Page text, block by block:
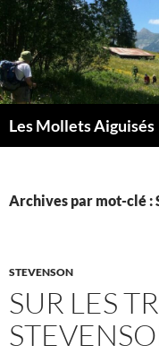
Aller
au
contenu
Les Mollets Aiguisés
Archives par mot-clé :
STEVENSON
SUR LES